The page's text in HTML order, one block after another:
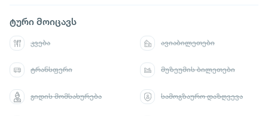
ტური მოიცავს
კვება ავიაბილეთები
ტრანსფერი მუზეუმის ბილეთები
გიდის მომსახურება სამოგზაურო დაზღვევა